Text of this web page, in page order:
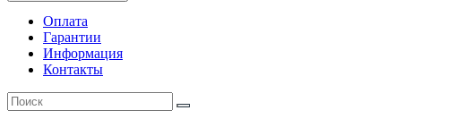
Оплата
Гарантии
Информация
Контакты